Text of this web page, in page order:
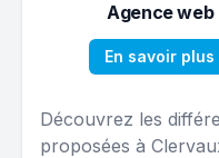
Agence
En savoir
Découvrez les
proposées à